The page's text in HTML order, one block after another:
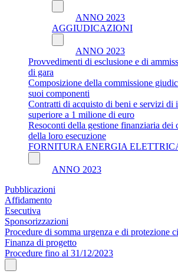
ANNO 2023
AGGIUDICAZIONI
ANNO 2023
Provvedimenti di esclusione e di
di gara
Composizione della commissione
suoi componenti
Contratti di acquisto di beni e servizi di
superiore a 1 milione di euro
Resoconti della gestione finanziaria dei
della loro esecuzione
FORNITURA ENERGIA
ANNO 2023
Pubblicazioni
Affidamento
Esecutiva
Sponsorizzazioni
Procedure di somma urgenza e di protezione
Finanza di progetto
Procedure fino al 31/12/2023